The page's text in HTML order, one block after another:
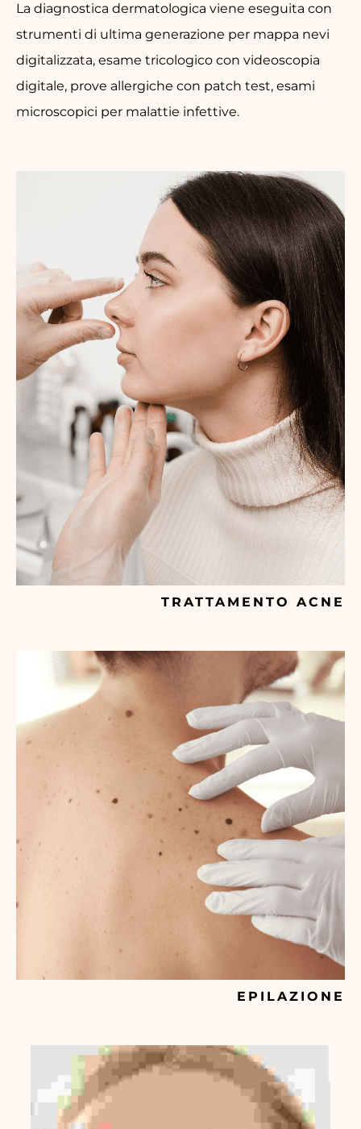
La diagnostica dermatologica viene eseguita con
strumenti di ultima generazione per mappa nevi
digitalizzata, esame tricologico con videoscopia
digitale, prove allergiche con patch test, esami
microscopici per malattie infettive.
TRATTAMENTO ACNE
EPILAZIONE